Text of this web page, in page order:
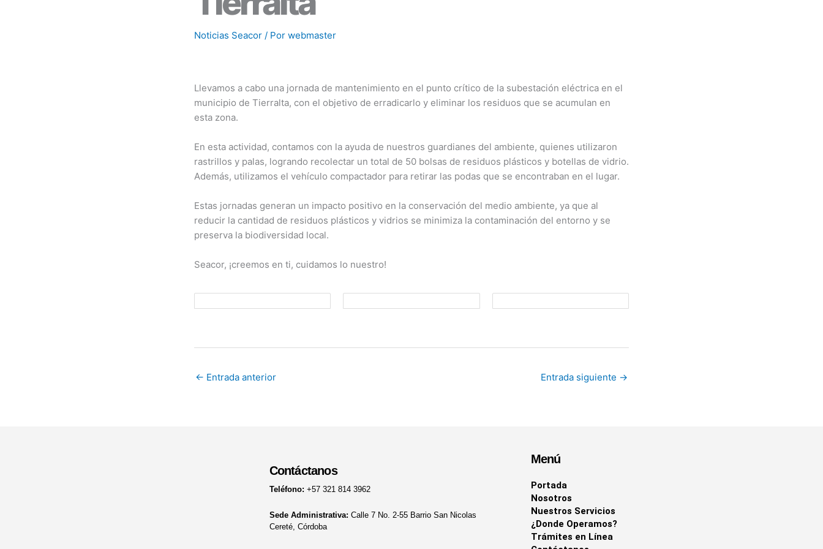
Noticias Seacor / Por webmaster
Llevamos a cabo una jornada de mantenimiento en el punto crítico de la subestación eléctrica en el
municipio de Tierralta, con el objetivo de erradicarlo y eliminar los residuos que se acumulan en
esta zona.
En esta actividad, contamos con la ayuda de nuestros guardianes del ambiente, quienes utilizaron
rastrillos y palas, logrando recolectar un total de 50 bolsas de residuos plásticos y botellas de vidrio.
Además, utilizamos el vehículo compactador para retirar las podas que se encontraban en el lugar.
Estas jornadas generan un impacto positivo en la conservación del medio ambiente, ya que al
reducir la cantidad de residuos plásticos y vidrios se minimiza la contaminación del entorno y se
preserva la biodiversidad local.
Seacor, ¡creemos en ti, cuidamos lo nuestro!
← Entrada anterior Entrada siguiente →
Contáctanos
Teléfono: +57 321 814 3962
Sede Administrativa: Calle 7 No. 2-55 Barrio San Nicolas
Cereté, Córdoba
Menú
Portada
Nosotros
Nuestros Servicios
¿Donde Operamos?
Trámites en Línea